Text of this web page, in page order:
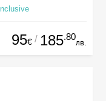
95€ / 185.80
лв.